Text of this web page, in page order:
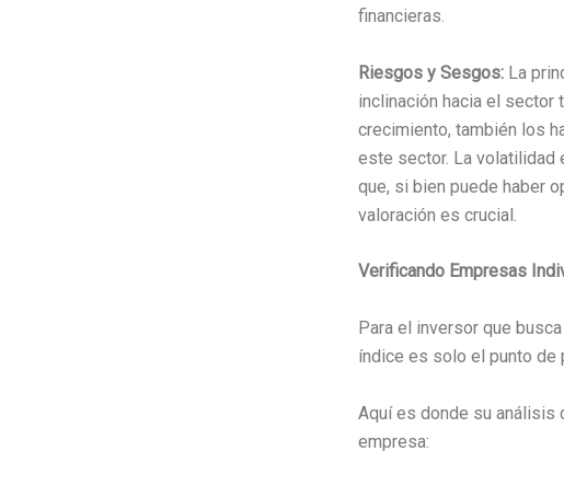
financieras.
Riesgos y Sesgos: La
inclinación hacia el sector
crecimiento, también los
este sector. La volatilidad
que, si bien puede haber
valoración es crucial.
Verificando Empresas
Para el inversor que
índice es solo el punto de
Aquí es donde su análisis
empresa: